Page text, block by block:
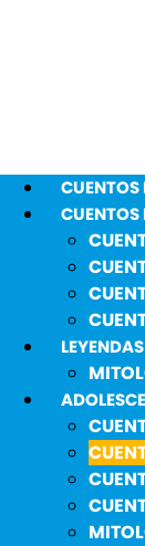
CUENTOS
LEYENDAS